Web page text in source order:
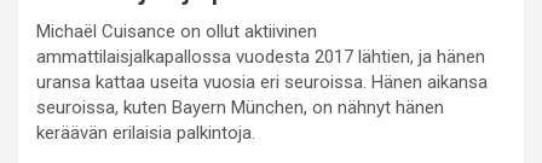
Michaël Cuisance on ollut aktiivinen
ammattilaisjalkapallossa vuodesta 2017 lähtien, ja hänen
uransa kattaa useita vuosia eri seuroissa. Hänen aikansa
seuroissa, kuten Bayern München, on nähnyt hänen
keräävän erilaisia palkintoja.